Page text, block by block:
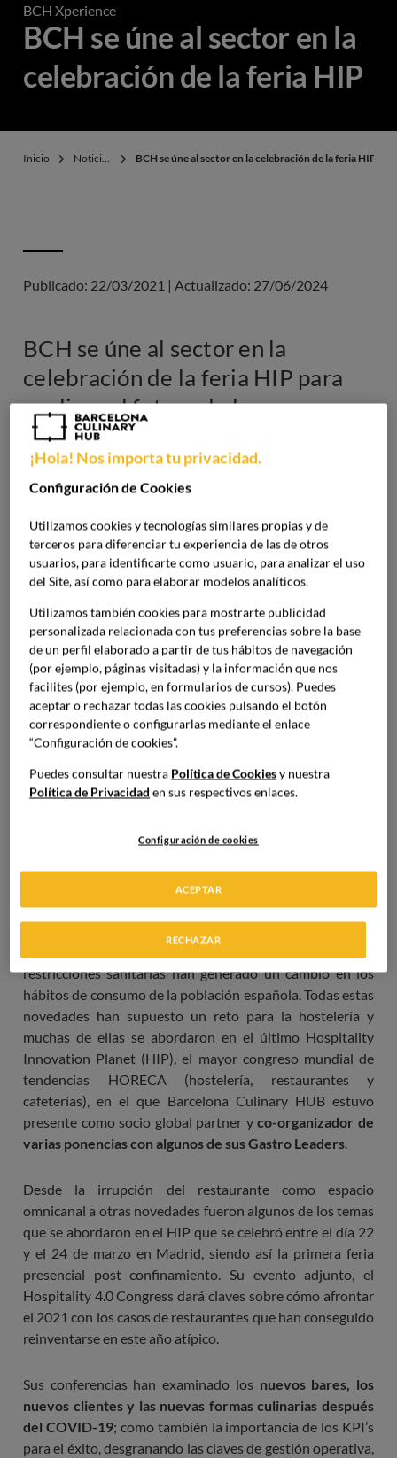
BCH Xperience
BCH se úne al sector en la
celebración de la feria HIP
Inicio BCH se úne al sector en la celebración de la feria HIP
Publicado: 22/03/2021 | Actualizado: 27/06/2024
BCH se úne al sector en la
celebración de la feria HIP para
analizar el futuro de la
restauración post COVID-19
Madrid acoge la Hospitality Innovation Planet, el mayor
congreso mundial de tendencias y nuevos conceptos
HORECA, entre el 22 y el 24 de marzo.
Madrid acoge la Hospitality Innovation Planet, el mayor
congreso mundial de tendencias y nuevos conceptos
HORECA, entre el 22 y el 24 de marzo.
Imagen
restricciones sanitarias han generado un cambio en los
hábitos de consumo de la población española. Todas estas
novedades han supuesto un reto para la hostelería y
muchas de ellas se abordaron en el último Hospitality
Innovation Planet (HIP), el mayor congreso mundial de
tendencias HORECA (hostelería, restaurantes y
cafeterías), en el que Barcelona Culinary HUB estuvo
presente como socio global partner yco-organizador de
varias ponencias con algunos de sus Gastro Leaders.
Desde la irrupción del restaurante como espacio
omnicanal a otras novedades fueron algunos de los temas
que se abordaron en el HIP que se celebró entre el día 22
y el 24 de marzo en Madrid, siendo así la primera feria
presencial post confinamiento. Su evento adjunto, el
Hospitality 4.0 Congress dará claves sobre cómo afrontar
el 2021 con los casos de restaurantes que han conseguido
reinventarse en este año atípico.
Sus conferencias han examinado los nuevos bares, los
nuevos clientes y las nuevas formas culinarias después
del COVID-19; como también la importancia de los KPI’s
para el éxito, desgranando las claves de gestión operativa,
¡Hola! Nos importa tu privacidad.
Configuración de Cookies
Utilizamos cookies y tecnologías similares propias y de
terceros para diferenciar tu experiencia de las de otros
usuarios, para identificarte como usuario, para analizar el uso
del Site, así como para elaborar modelos analíticos.
Utilizamos también cookies para mostrarte publicidad
personalizada relacionada con tus preferencias sobre la base
de un perfil elaborado a partir de tus hábitos de navegación
(por ejemplo, páginas visitadas) y la información que nos
facilites (por ejemplo, en formularios de cursos). Puedes
aceptar o rechazar todas las cookies pulsando el botón
correspondiente o configurarlas mediante el enlace
“Configuración de cookies”.
Puedes consultar nuestra Política de Cookiesy nuestra
Política de Privacidad en sus respectivos enlaces.
Configuración de cookies
RECHAZAR
ACEPTAR